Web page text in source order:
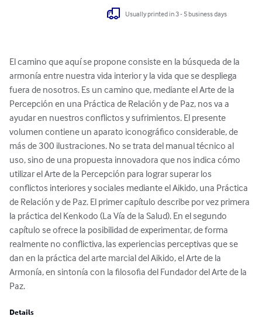
Usually printed in 3 - 5 business days
El camino que aquí se propone consiste en la búsqueda de la
armonía entre nuestra vida interior y la vida que se despliega
fuera de nosotros. Es un camino que, mediante el Arte de la
Percepción en una Práctica de Relación y de Paz, nos va a
ayudar en nuestros conflictos y sufrimientos. El presente
volumen contiene un aparato iconográfico considerable, de
más de 300 ilustraciones. No se trata del manual técnico al
uso, sino de una propuesta innovadora que nos indica cómo
utilizar el Arte de la Percepción para lograr superar los
conflictos interiores y sociales mediante el Aikido, una Práctica
de Relación y de Paz. El primer capítulo describe por vez primera
la práctica del Kenkodo (La Vía de la Salud). En el segundo
capítulo se ofrece la posibilidad de experimentar, de forma
realmente no conflictiva, las experiencias perceptivas que se
dan en la práctica del arte marcial del Aikido, el Arte de la
Armonía, en sintonía con la filosofia del Fundador del Arte de la
Paz.
Details